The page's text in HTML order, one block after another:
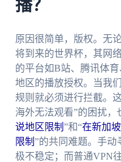
播？
原因很简单，版权。无
将到来的世界杯，其网
的平台如B站、腾讯体
地区的播放授权。当我
规则就必须进行拦截。
海外无法观看”的困扰，
说地区限制 ”和“在新加
限制 ”的共同难题。手动
极不稳定；而普通VPN